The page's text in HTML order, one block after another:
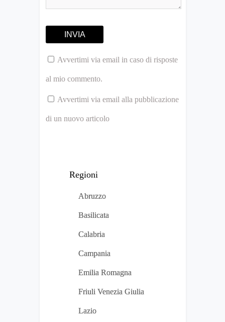
Avvertimi via email in caso di risposte
al mio commento.
Avvertimi via email alla pubblicazione
di un nuovo articolo
Regioni
Abruzzo
Basilicata
Calabria
Campania
Emilia Romagna
Friuli Venezia Giulia
Lazio